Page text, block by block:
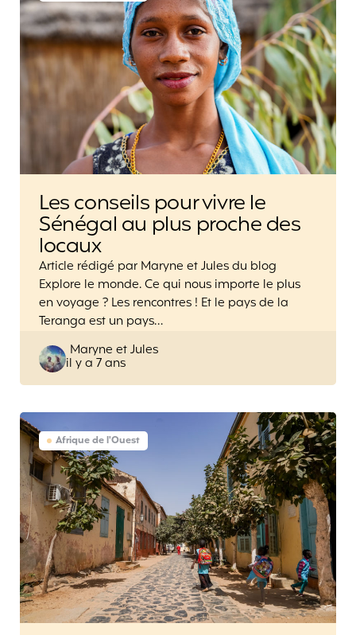
Les conseils pour vivre le
Sénégal au plus proche des
locaux
Article rédigé par Maryne et Jules du blog
Explore le monde. Ce qui nous importe le plus
en voyage ? Les rencontres ! Et le pays de la
Teranga est un pays…
Posted
by
Maryne et Jules
il y a 7 ans
Afrique de l'Ouest